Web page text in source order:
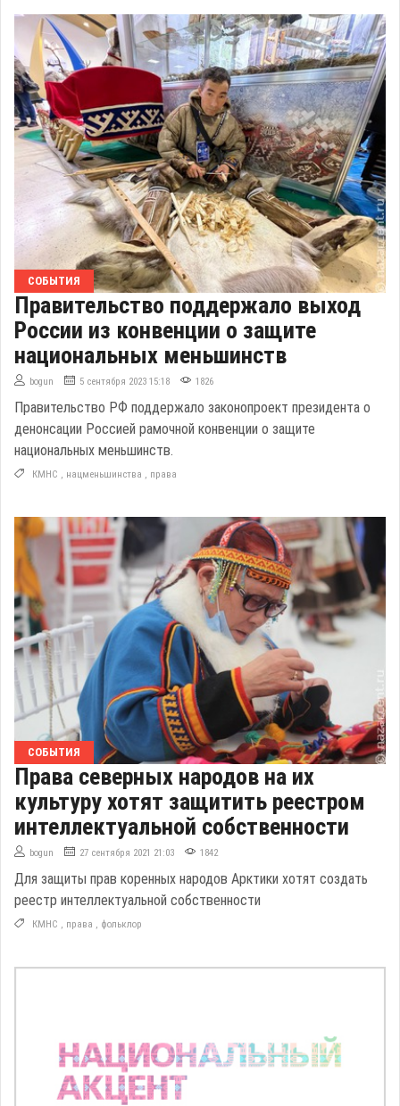
СОБЫТИЯ
Правительство поддержало выход
России из конвенции о защите
национальных меньшинств
bogun 5 сентября 2023 15:18 1826
Правительство РФ поддержало законопроект президента о
денонсации Россией рамочной конвенции о защите
национальных меньшинств.
КМНС , нацменьшинства , права
СОБЫТИЯ
Права северных народов на их
культуру хотят защитить реестром
интеллектуальной собственности
bogun 27 сентября 2021 21:03 1842
Для защиты прав коренных народов Арктики хотят создать
реестр интеллектуальной собственности
КМНС права фольклор